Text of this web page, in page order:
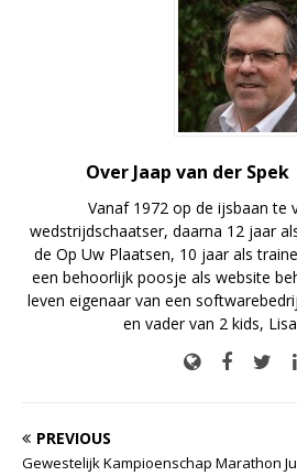
Over Jaap van der Spek
Vanaf 1972 op de ijsbaan te
wedstrijdschaatser, daarna 12 jaar
de Op Uw Plaatsen, 10 jaar als
een behoorlijk poosje als website
leven eigenaar van een
en vader van 2 kids,
PREVIOUS
Gewestelijk Kampioenschap Marathon